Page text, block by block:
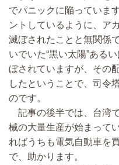
でパニックに陥っていま
ントしているように、ア
滅ぼされたことと無関係
いでいた“黒い太陽”ある
ぼされていますが、その
したということで、司令
のです。
記事の後半では、台湾
械の大量生産が始まって
ればうちも電気自動車を
で、助かります。